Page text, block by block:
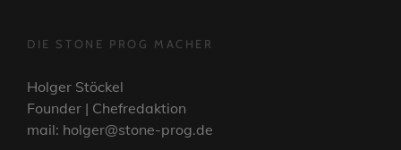
DIE STONE PROG MACHER
Holger Stöckel
Founder | Chefredaktion
mail: holger@stone-prog.de